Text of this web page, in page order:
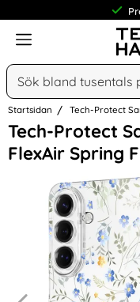
Meny
Sök
Startsidan Tech-Protect
Tech-Protect
FlexAir Spring
Hoppa
över
Bilder